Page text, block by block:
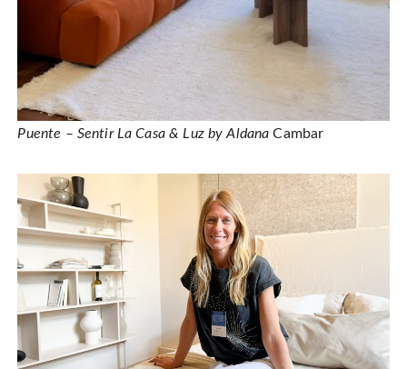
Puente – Sentir La Casa & Luz by Aldana Cambar